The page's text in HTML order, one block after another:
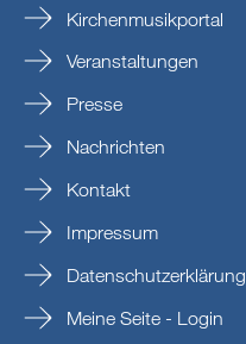
Kirchenmusikportal
Veranstaltungen
Presse
Nachrichten
Kontakt
Impressum
Datenschutzerklärung
Meine Seite - Login